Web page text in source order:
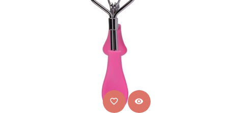
favorite_border visibility